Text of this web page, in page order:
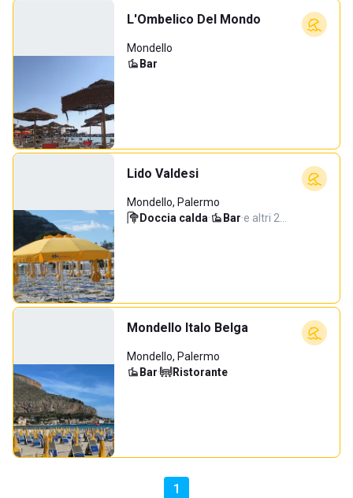
L'Ombelico Del Mondo
Mondello
Bar
Lido Valdesi
Mondello, Palermo
Doccia calda· Bar·e altri 2…
Mondello Italo Belga
Mondello, Palermo
Bar· Ristorante
1